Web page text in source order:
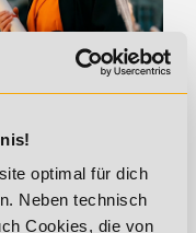
optimal für dich
Neben technisch
Cookies, die von